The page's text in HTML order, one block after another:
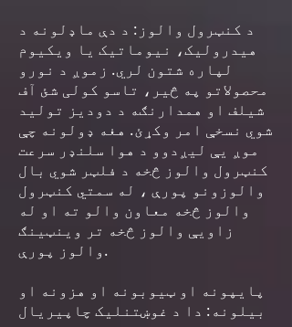
د کنټرول والوز: د دې ماډلونه د
هیدرولیک، نیوماتیک یا ویکیوم
لپاره شتون لري. زموږ د نورو
محصولاتو په څیر، تاسو کولی شئ آف
شیلف او همدارنګه د دودیز تولید
شوي نسخې امر وکړئ. هغه ډولونه چې
موږ یې لیږدوو د هوا سلنډر سرعت
کنټرول والوز څخه د فلټر شوي بال
والوزونو پورې ، له سمتي کنټرول
والوز څخه معاون والو ته او له
زاویې والوز څخه تر وینټینګ
والوز پورې.
پایپونه او ټیوبونه او هزونه او
بیلونه: دا د غوښتنلیک چاپیریال